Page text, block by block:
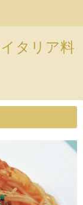
タリア料